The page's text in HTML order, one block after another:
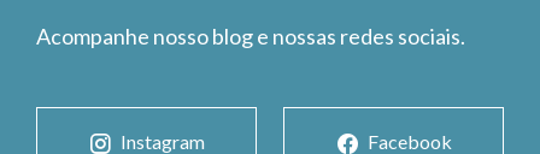
Acompanhe nosso blog e nossas redes sociais.
Instagram Facebook